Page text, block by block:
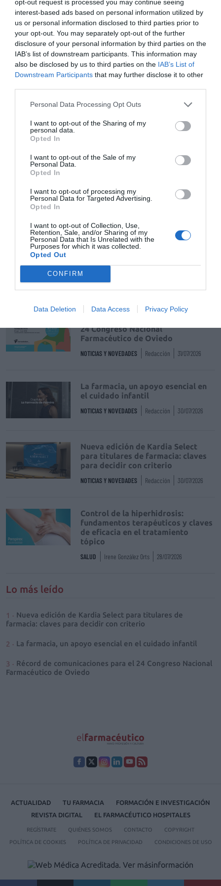
opt-out request is processed you may continue seeing
interest-based ads based on personal information utilized by
us or personal information disclosed to third parties prior to
your opt-out. You may separately opt-out of the further
disclosure of your personal information by third parties on the
IAB’s list of downstream participants. This information may
also be disclosed by us to third parties on the IAB’s List of
Downstream Participants that may further disclose it to other
Personal Data Processing Opt Outs
I want to opt-out of the Sharing of my
personal data.
Opted In
I want to opt-out of the Sale of my
Personal Data.
Opted In
I want to opt-out of processing my
Personal Data for Targeted Advertising.
Opted In
I want to opt-out of Collection, Use,
Retention, Sale, and/or Sharing of my
Personal Data that Is Unrelated with the
Purposes for which it was collected.
Opted Out
CONFIRM
Data Deletion Data Access Privacy Policy
como ejemplo la APP Medicamento Accesible Plus,
impulsada por el Consejo General de Colegios Oficiales
de Farmacéuticos, Fundación Once y Fundación
Vodafone, con más de 14.000 descargas.
AñadirEl Farmacéutico
como fuente preferida
de Google de forma gratuita
Mantente informado con las últimas noticias de actualidad.
esalud xix congreso nacional farmaceutico
Julio Sánchez Fierro
Destacados
trazabilidad
24 Congreso Nacional
Farmacéutico de Oviedo
NOTICIAS Y NOVEDADES Redacción 31/07/2026
La farmacia, un apoyo esencial en
el cuidado infantil
NOTICIAS Y NOVEDADES Redacción 30/07/2026
Nueva edición de Kardia Select
para titulares de farmacia: claves
para decidir con criterio
NOTICIAS Y NOVEDADES Redacción 30/07/2026
Control de la hiperhidrosis:
fundamentos terapéuticos y claves
de eficacia en el tratamiento
tópico
SALUD Irene González Orts 28/07/2026
Lo más leído
Nueva edición de Kardia Select para titulares de
farmacia: claves para decidir con criterio
La farmacia, un apoyo esencial en el cuidado infantil
Récord de comunicaciones para el 24 Congreso Nacional
Farmacéutico de Oviedo
ACTUALIDAD TU FARMACIA
FORMACIÓN E INVESTIGACIÓN
REVISTA DIGITAL
EL FARMACÉUTICO HOSPITALES
REGÍSTRATE QUIÉNES SOMOS CONTACTO COPYRIGHT
POLÍTICA DE COOKIES POLÍTICA DE PRIVACIDAD CONDICIONES DE USO